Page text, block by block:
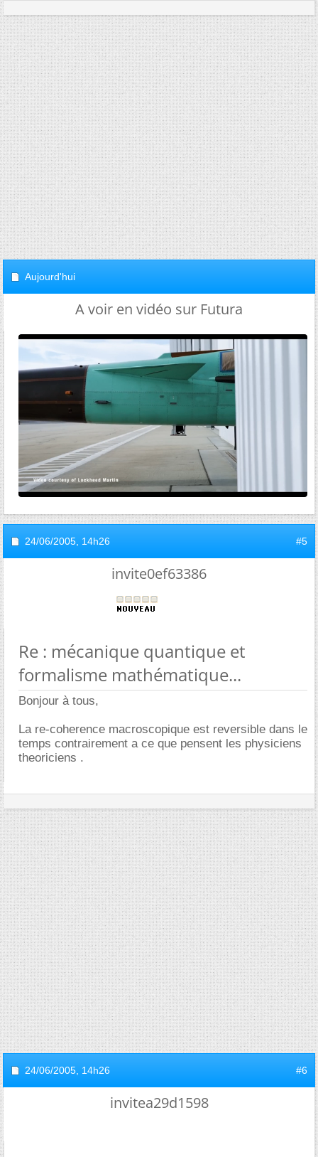
Aujourd'hui
A voir en vidéo sur Futura
24/06/2005, 14h26 #5
invite0ef63386
Re : mécanique quantique et
formalisme mathématique...
Bonjour à tous,
La re-coherence macroscopique est reversible dans le
temps contrairement a ce que pensent les physiciens
theoriciens .
24/06/2005, 14h26 #6
invitea29d1598